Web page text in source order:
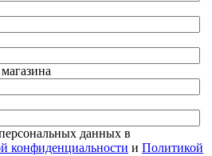
данных в
конфиденциальности и Политикой